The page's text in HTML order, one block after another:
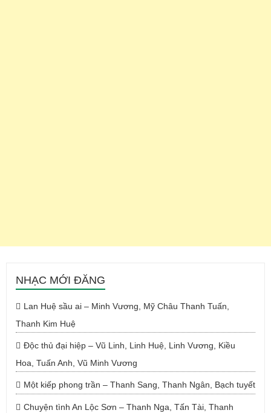
NHẠC MỚI ĐĂNG
Lan Huệ sầu ai – Minh Vương, Mỹ Châu Thanh Tuấn,
Thanh Kim Huệ
Độc thủ đại hiệp – Vũ Linh, Linh Huệ, Linh Vương, Kiều
Hoa, Tuấn Anh, Vũ Minh Vương
Một kiếp phong trần – Thanh Sang, Thanh Ngân, Bạch tuyết
Chuyện tình An Lộc Sơn – Thanh Nga, Tấn Tài, Thanh